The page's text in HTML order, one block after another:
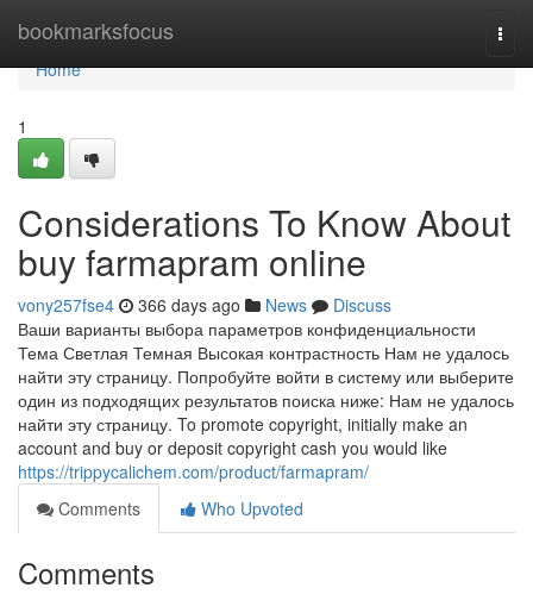
bookmarksfocus
Home
Home
1
Considerations To Know About
buy farmapram online
vony257fse4 366 days ago News
Discuss
Ваши варианты выбора параметров конфиденциальности
Тема Светлая Темная Высокая контрастность Нам не удалось
найти эту страницу. Попробуйте войти в систему или выберите
один из подходящих результатов поиска ниже: Нам не удалось
найти эту страницу. To promote copyright, initially make an
account and buy or deposit copyright cash you would like
https://trippycalichem.com/product/farmapram/
Comments
Who Upvoted
Comments